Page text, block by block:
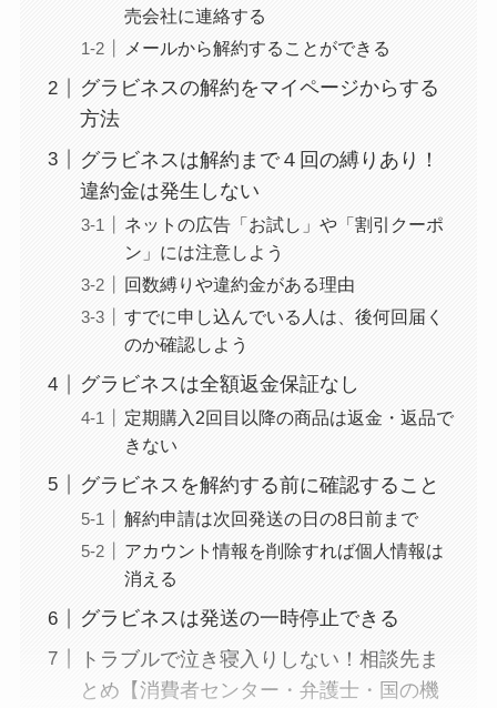
レミノの解約方法ま
とめ！最短手続きや
ベストタイミングを
ユンス美容液の解約
らない時の裏ワザ
なにわサプリ
Sivorune(シボルネ)
る方法ある？
め！電話が繋がらな
い時の裏ワザ
解約できない？バロ
する方法を完全攻略
売会社に連絡する
メールから解約することができる
グラビネスの解約をマイページからする
方法
グラビネスは解約まで４回の縛りあり！
違約金は発生しない
ネットの広告「お試し」や「割引クーポ
ン」には注意しよう
回数縛りや違約金がある理由
すでに申し込んでいる人は、後何回届く
のか確認しよう
グラビネスは全額返金保証なし
定期購入2回目以降の商品は返金・返品で
きない
グラビネスを解約する前に確認すること
解約申請は次回発送の日の8日前まで
アカウント情報を削除すれば個人情報は
消える
グラビネスは発送の一時停止できる
トラブルで泣き寝入りしない！相談先ま
とめ【消費者センター・弁護士・国の機